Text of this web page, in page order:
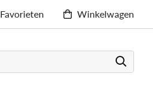
Favorieten Winkelwagen